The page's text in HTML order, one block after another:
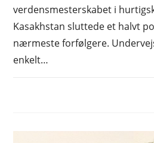
verdensmesterskabet i
Kasakhstan sluttede et halvt
nærmeste forfølgere.
enkelt…